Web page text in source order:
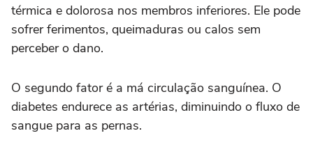
térmica e dolorosa nos membros inferiores. Ele pode
sofrer ferimentos, queimaduras ou calos sem
perceber o dano.
O segundo fator é a má circulação sanguínea. O
diabetes endurece as artérias, diminuindo o fluxo de
sangue para as pernas.